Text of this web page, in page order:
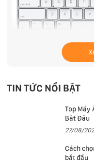
Các Phiên Bản iPhone
TIN TỨC NỔI BẬT
Top Máy
Bắt Đầu
27/08/
Cách
bắt đầu